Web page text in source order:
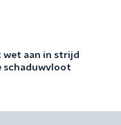
wet aan in strijd
schaduwvloot